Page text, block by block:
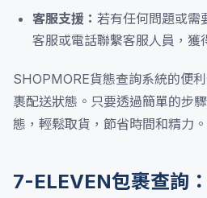
客服支援： 若有任何問題或需
客服或電話聯繫客服人員，獲
SHOPMORE貨態查詢系統的便
裹配送狀態。只要透過簡單的步
態，輕鬆取貨，節省時間和精力。
7-ELEVEN包裹查詢